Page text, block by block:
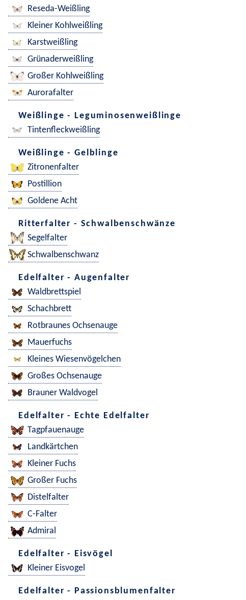
Reseda-Weißling
Kleiner Kohlweißling
Karstweißling
Grünaderweißling
Großer Kohlweißling
Aurorafalter
Weißlinge - Leguminosenweißlinge
Tintenfleckweißling
Weißlinge - Gelblinge
Zitronenfalter
Postillion
Goldene Acht
Ritterfalter - Schwalbenschwänze
Segelfalter
Schwalbenschwanz
Edelfalter - Augenfalter
Waldbrettspiel
Schachbrett
Rotbraunes Ochsenauge
Mauerfuchs
Kleines Wiesenvögelchen
Großes Ochsenauge
Brauner Waldvogel
Edelfalter - Echte Edelfalter
Tagpfauenauge
Landkärtchen
Kleiner Fuchs
Großer Fuchs
Distelfalter
C-Falter
Admiral
Edelfalter - Eisvögel
Kleiner Eisvogel
Edelfalter - Passionsblumenfalter